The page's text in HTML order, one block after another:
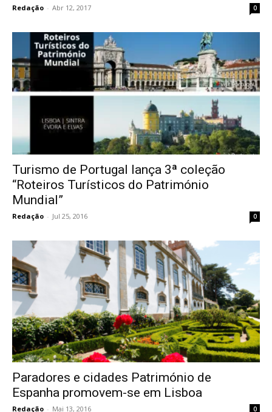
Redação - Abr 12, 2017 0
Turismo de Portugal lança 3ª coleção
“Roteiros Turísticos do Património
Mundial”
Redação - Jul 25, 2016 0
Paradores e cidades Património de
Espanha promovem-se em Lisboa
Redação - Mai 13, 2016 0